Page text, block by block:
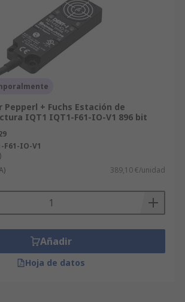
Pepperl + Fuchs Estación de
IQT1 IQT1-F61-IO-V1 896 bit
F61-IO-V1
389,10 €/unidad
Añadir
Hoja de datos